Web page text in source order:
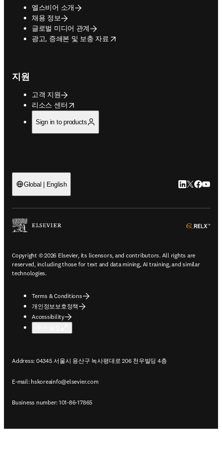
엘스비어 소개
채용 정보
글로벌 미디어 관계
광고, 증쇄본 및 보충 자료
opens in new tab/window
지원
고객 지원
리소스 센터
opens in new tab/window
Sign in to products
Global | English LinkedIn 새
Twitter 새
Copyright © 2026 Elsevier, its licensors, and contributors. All rights are
reserved, including those for text and data mining, AI training, and similar
technologies.
Terms & Conditions
개인정보보호정책
Accessibility
Address: 04345 서울시 용산구 녹사평대로 206 천우빌딩 4층
E-mail: hskoreainfo@elsevier.com
Business number: 101-86-17865